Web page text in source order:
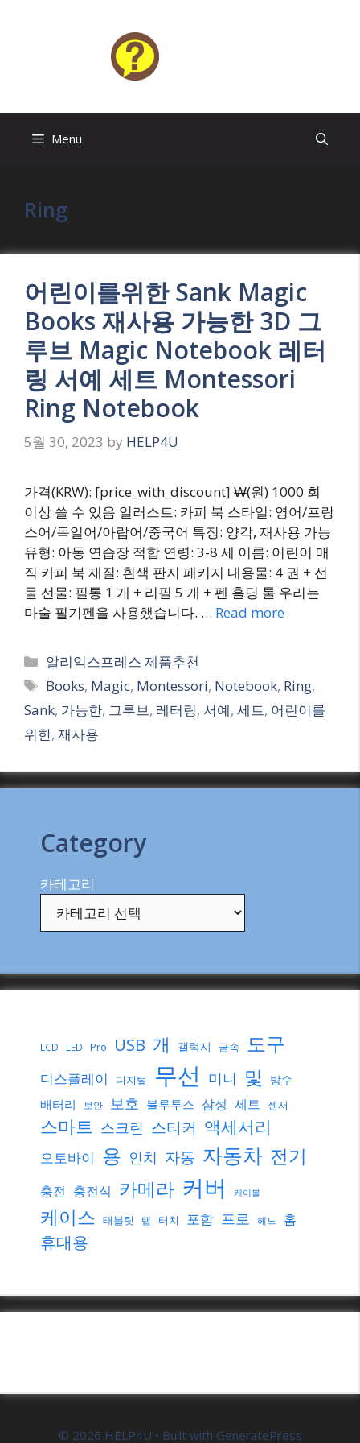
Menu
Ring
어린이를위한 Sank Magic
Books 재사용 가능한 3D 그
루브 Magic Notebook 레터
링 서예 세트 Montessori
Ring Notebook
5월 30, 2023 by HELP4U
가격(KRW): [price_with_discount] ₩(원) 1000 회
이상 쓸 수 있음 일러스트: 카피 북 스타일: 영어/프랑
스어/독일어/아랍어/중국어 특징: 양각, 재사용 가능
유형: 아동 연습장 적합 연령: 3-8 세 이름: 어린이 매
직 카피 북 재질: 흰색 판지 패키지 내용물: 4 권 + 선
물 선물: 필통 1 개 + 리필 5 개 + 펜 홀딩 툴 우리는
마술 필기펜을 사용했습니다. … Read more
Categories
알리익스프레스 제품추천
Tags
Books, Magic, Montessori, Notebook, Ring,
Sank, 가능한, 그루브, 레터링, 서예, 세트, 어린이를
위한, 재사용
Category
카테고리
LCD LED Pro USB 개 갤럭시 금속 도구
디스플레이 디지털 무선 미니 및 방수
배터리 보안 보호 블루투스 삼성 세트 센서
스마트 스크린 스티커 액세서리
오토바이 용 인치 자동 자동차 전기
충전 충전식 카메라 커버 케이블
케이스 태블릿 탭 터치 포함 프로 헤드 홈
휴대용
© 2026 HELP4U • Built with GeneratePress